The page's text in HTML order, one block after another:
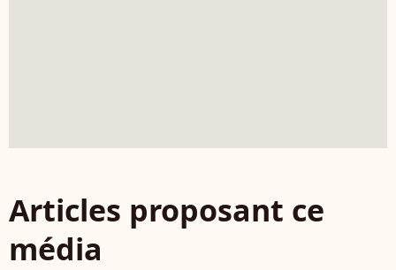
Articles proposant ce
média